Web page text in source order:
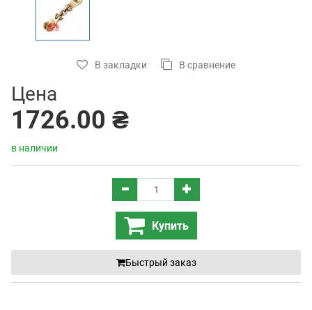
В закладки В сравнение
Цена
1726.00 ₴
в наличии
Купить
Быстрый заказ